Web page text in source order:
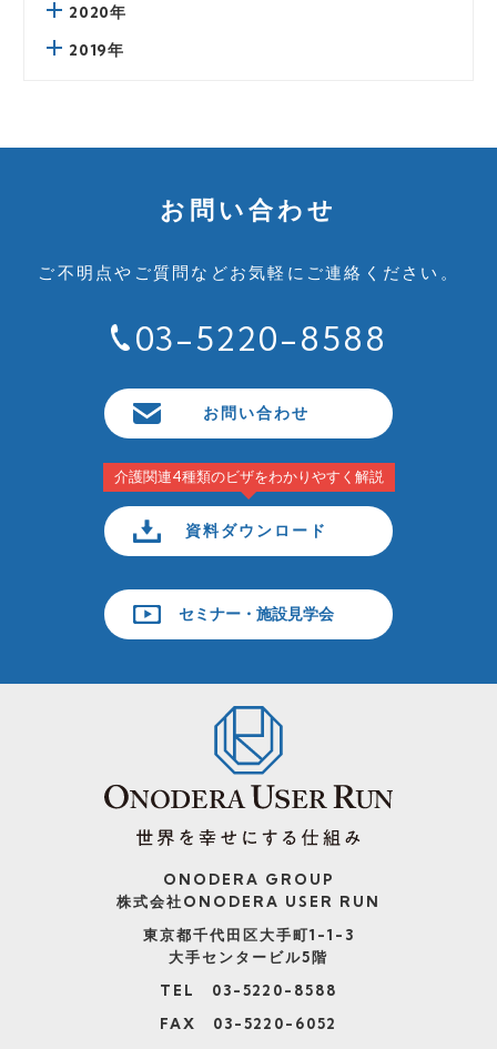
2020年
2019年
お問い合わせ
ご不明点やご質問などお気軽にご連絡ください。
03-5220-8588
お問い合わせ
介護関連4種類のビザをわかりやすく解説
資料ダウンロード
セミナー・施設見学会
ONODERA GROUP
株式会社ONODERA USER RUN
東京都千代田区大手町1-1-3
大手センタービル5階
TEL 03-5220-8588
FAX 03-5220-6052